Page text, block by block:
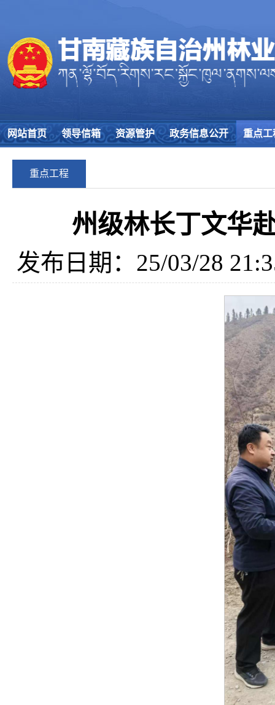
网站首页 领导信箱 资源管护 政务信息公开 重点工
重点工程
州级林长丁文华
发布日期：25/03/28